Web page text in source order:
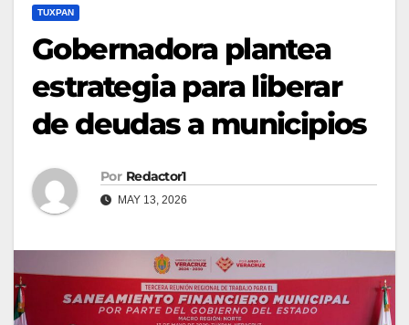
TUXPAN
Gobernadora plantea
estrategia para liberar
de deudas a municipios
Por Redactor1
MAY 13, 2026